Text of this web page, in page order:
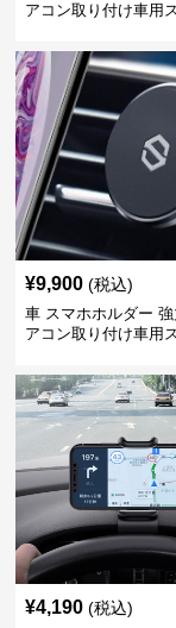
アコン取り付け車用
¥9,900 (税込)
車 スマホホルダー
アコン取り付け車用
¥4,190 (税込)